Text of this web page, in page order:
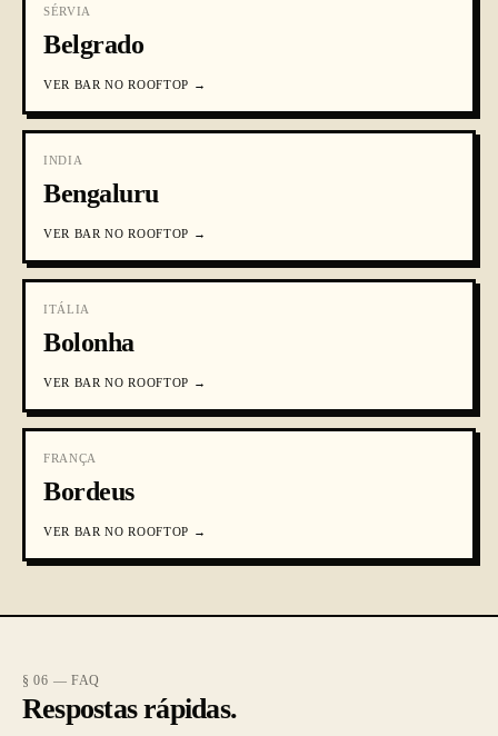
SÉRVIA
Belgrado
VER BAR NO ROOFTOP →
INDIA
Bengaluru
VER BAR NO ROOFTOP →
ITÁLIA
Bolonha
VER BAR NO ROOFTOP →
FRANÇA
Bordeus
VER BAR NO ROOFTOP →
§ 06 — FAQ
Respostas rápidas.